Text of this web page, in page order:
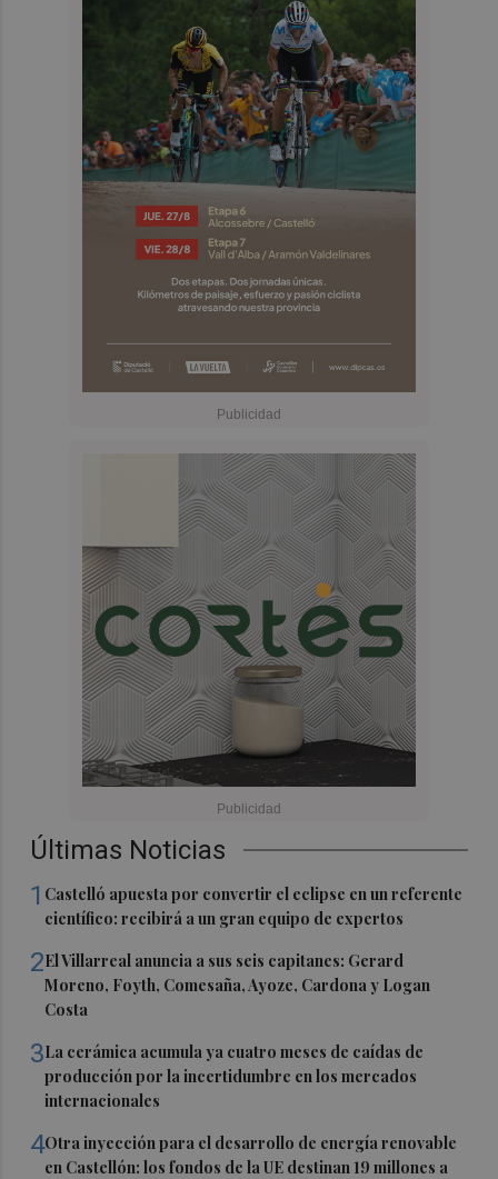
Últimas Noticias
1 Castelló apuesta por convertir el eclipse en un referente
científico: recibirá a un gran equipo de expertos
2El Villarreal anuncia a sus seis capitanes: Gerard
Moreno, Foyth, Comesaña, Ayoze, Cardona y Logan
Costa
3La cerámica acumula ya cuatro meses de caídas de
producción por la incertidumbre en los mercados
internacionales
4Otra inyección para el desarrollo de energía renovable
en Castellón: los fondos de la UE destinan 19 millones a